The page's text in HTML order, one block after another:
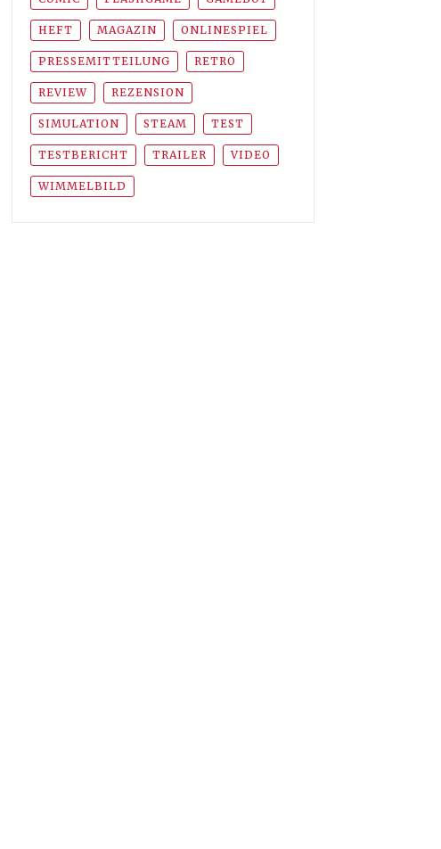
HEFT MAGAZIN ONLINESPIEL
PRESSEMITTEILUNG RETRO
REVIEW REZENSION
SIMULATION STEAM TEST
TESTBERICHT TRAILER VIDEO
WIMMELBILD